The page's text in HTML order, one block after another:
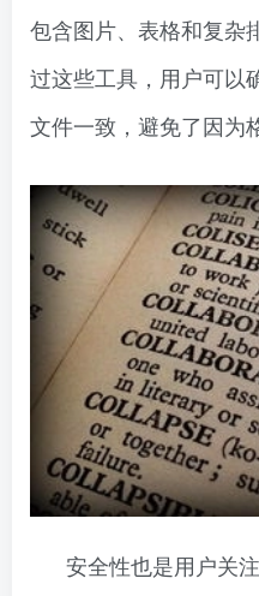
包含图片、表格和复杂
过这些工具，用户可以
文件一致，避免了因为
安全性也是用户关